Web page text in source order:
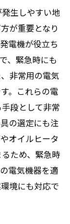
電方法
敗しないポ
魅力とその
の魅力
の機能
機器の紹
な室内環境
生しやすい地
が重要となり
電機が役立ち
、緊急時にも
非常用の電気
。これらの電
段として非常
の選定にも注
オイルヒータ
ため、緊急時
電気機器を適
境にも対応で